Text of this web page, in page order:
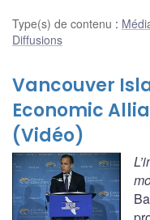
Type(s) de contenu :
Diffusions
Vancouver
Economic
(Vidéo)